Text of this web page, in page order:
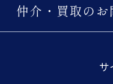
仲介・買取のお
サ